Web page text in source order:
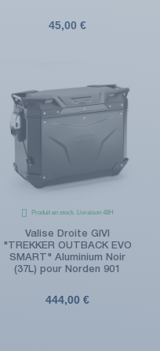
45,00 €
Produit en stock. Livraison 48H
Valise Droite GIVI
"TREKKER OUTBACK EVO
SMART" Aluminium Noir
(37L) pour Norden 901
444,00 €